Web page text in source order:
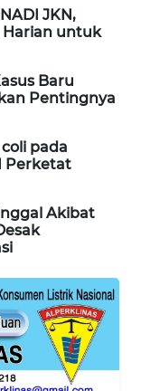
JKN,
Harian untuk
Baru
Pentingnya
pada
Perketat
Akibat